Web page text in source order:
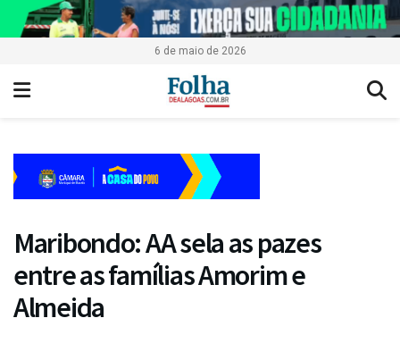
6 de maio de 2026
Maribondo: AA sela as pazes
entre as famílias Amorim e
Almeida